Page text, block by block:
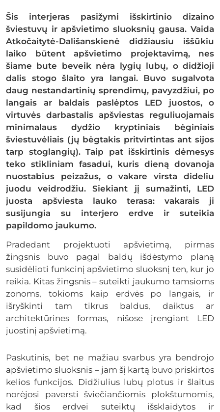
Šis interjeras pasižymi išskirtinio dizaino
šviestuvų ir apšvietimo sluoksnių gausa. Vaida
Atkočaitytė-Dališanskienė didžiausiu iššūkiu
laiko būtent apšvietimo projektavimą, nes
šiame bute beveik nėra lygių lubų, o didžioji
dalis stogo šlaito yra langai. Buvo sugalvota
daug nestandartinių sprendimų, pavyzdžiui, po
langais ar baldais paslėptos LED juostos, o
virtuvės darbastalis apšviestas reguliuojamais
minimalaus dydžio kryptiniais bėginiais
šviestuvėliais (jų bėgtakis pritvirtintas ant sijos
tarp stoglangių). Taip pat išskirtinis dėmesys
teko stikliniam fasadui, kuris dieną dovanoja
nuostabius peizažus, o vakare virsta dideliu
juodu veidrodžiu. Siekiant jį sumažinti, LED
juosta apšviesta lauko terasa: vakarais ji
susijungia su interjero erdve ir suteikia
papildomo jaukumo.
Pradedant projektuoti apšvietimą, pirmas
žingsnis buvo pagal baldų išdėstymo planą
susidėlioti funkcinį apšvietimo sluoksnį ten, kur jo
reikia. Kitas žingsnis – suteikti jaukumo tamsioms
zonoms, tokioms kaip erdvės po langais, ir
išryškinti tam tikrus baldus, daiktus ar
architektūrines formas, nišose įrengiant LED
juostinį apšvietimą.
Paskutinis, bet ne mažiau svarbus yra bendrojo
apšvietimo sluoksnis – jam šį kartą buvo priskirtos
kelios funkcijos. Didžiulius lubų plotus ir šlaitus
norėjosi paversti šviečiančiomis plokštumomis,
kad šios erdvei suteiktų išsklaidytos ir